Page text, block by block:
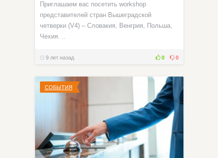
Приглашаем вас посетить workshop
представителей стран Вышеградской
четверки (V4) – Словакия, Венгрия, Польша,
Чехия. ..
9 лет назад 0 0
СОБЫТИЯ